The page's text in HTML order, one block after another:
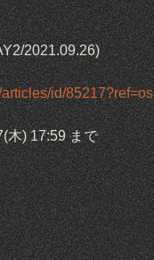
2021.09.26)
id/85217?ref=os
木) 17:59 まで